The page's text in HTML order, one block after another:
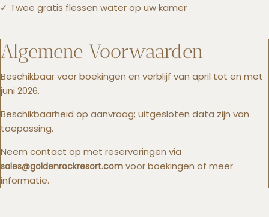
✓ Twee gratis flessen water op uw kamer
Algemene Voorwaarden
Beschikbaar voor boekingen en verblijf van april tot en met
juni 2026.
Beschikbaarheid op aanvraag; uitgesloten data zijn van
toepassing.
Neem contact op met reserveringen via
sales@goldenrockresort.com voor boekingen of meer
informatie.